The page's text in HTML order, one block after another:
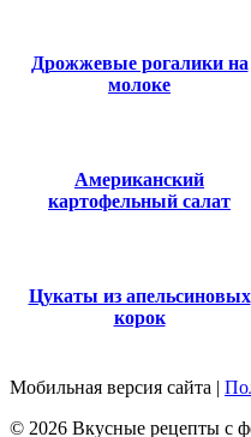
Дрожжевые рогалики на
молоке
Американский
картофельный салат
Цукаты из апельсиновых
корок
Мобильная версия сайта |
© 2026 Вкусные рецепты с